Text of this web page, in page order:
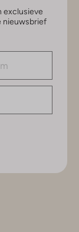
exclusieve
nieuwsbrief